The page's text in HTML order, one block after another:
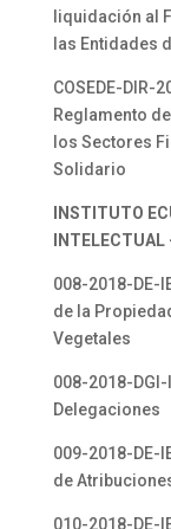
liquidación al
las Entidades
COSEDE-DIR-
Reglamento
los Sectores
Solidario
INSTITUTO
008-2018-DE-
de la
Vegetales
008-2018-
Delegaciones
009-2018-DE-
de
010-2018-DE-